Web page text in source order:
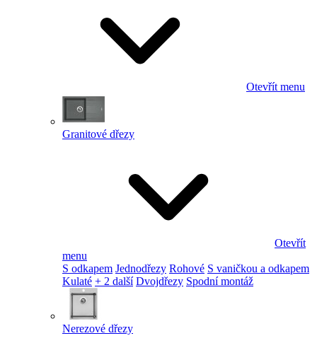
Otevřít menu
Granitové dřezy
Otevřít
menu
S odkapem Jednodřezy Rohové S vaničkou a odkapem
Kulaté + 2 další Dvojdřezy Spodní montáž
Nerezové dřezy